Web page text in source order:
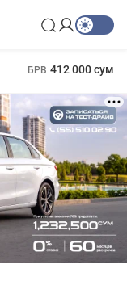
БРВ 412 000 сум